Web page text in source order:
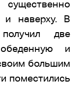
и наверху. В
две
и
большим
поместились